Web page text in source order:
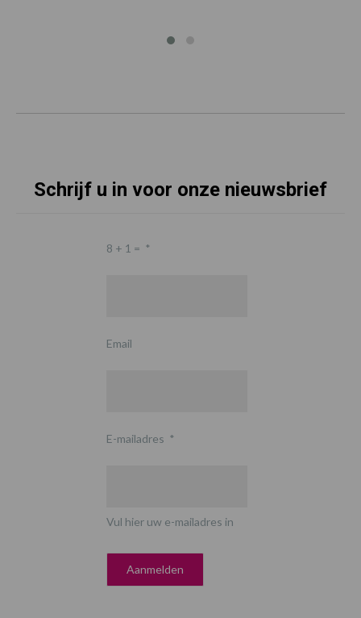
Schrijf u in voor onze nieuwsbrief
8 + 1 = *
Email
E-mailadres *
Vul hier uw e-mailadres in